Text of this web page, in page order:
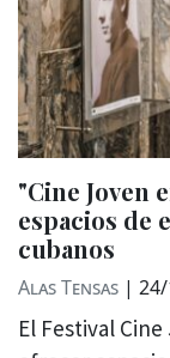
"Cine Joven
espacios de
cubanos
Alas Tensas |
El Festival